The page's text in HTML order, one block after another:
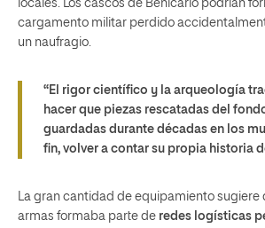
locales. Los cascos de Benicarló podrían
cargamento militar perdido
un naufragio.
“El rigor científico y la arqueología
hacer que piezas rescatadas del
guardadas durante décadas en los
fin, volver a contar su propia historia
La gran cantidad de equipamiento sugiere
armas formaba parte de redes logísticas